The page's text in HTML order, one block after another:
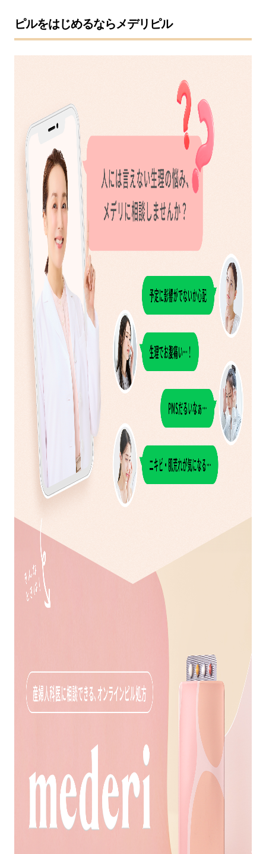
ピルをはじめるならメデリピル